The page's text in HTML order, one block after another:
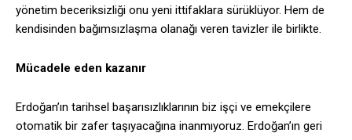
yönetim beceriksizliği onu yeni ittifaklara sürüklüyor. Hem de
kendisinden bağımsızlaşma olanağı veren tavizler ile birlikte.
Mücadele eden kazanır
Erdoğan’ın tarihsel başarısızlıklarının biz işçi ve emekçilere
otomatik bir zafer taşıyacağına inanmıyoruz. Erdoğan’ın geri